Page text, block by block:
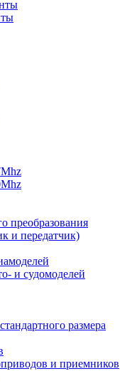
преобразования
и передатчик)
и судомоделей
размера
и приемников